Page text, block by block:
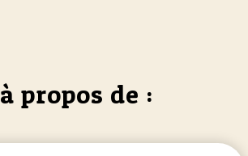
propos de :